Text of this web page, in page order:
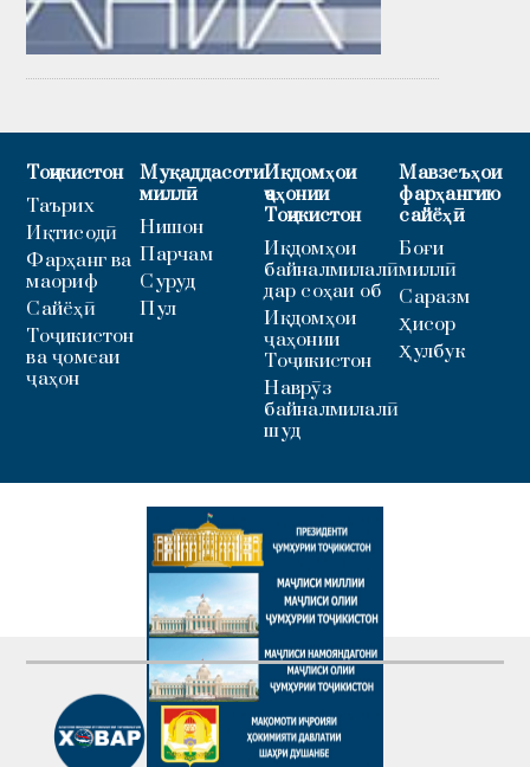
Тоҷикистон
Таърих
Иқтисодӣ
Фарҳанг ва
маориф
Сайёҳӣ
Тоҷикистон
ва ҷомеаи
ҷаҳон
Муқаддасоти
миллӣ
Нишон
Парчам
Суруд
Пул
Иқдомҳои
ҷаҳонии
Тоҷикистон
Иқдомҳои
байналмилалӣ
дар соҳаи об
Иқдомҳои
ҷаҳонии
Тоҷикистон
Наврӯз
байналмилалӣ
шуд
Мавзеъҳои
фарҳангию
сайёҳӣ
Боғи
миллӣ
Саразм
Ҳисор
Ҳулбук